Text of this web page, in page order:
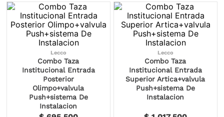
Lecco
Combo Taza
Institucional Entrada
Posterior
Olimpo+valvula
Push+sistema De
Instalacion
Lecco
Combo Taza
Institucional Entrada
Superior Artica+valvula
Push+sistema De
Instalacion